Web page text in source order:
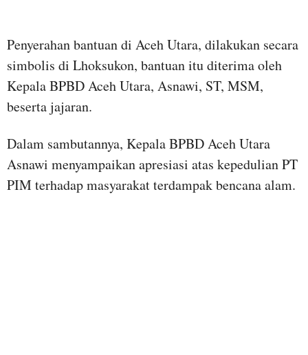
Penyerahan bantuan di Aceh Utara, dilakukan secara
simbolis di Lhoksukon, bantuan itu diterima oleh
Kepala BPBD Aceh Utara, Asnawi, ST, MSM,
beserta jajaran.
Dalam sambutannya, Kepala BPBD Aceh Utara
Asnawi menyampaikan apresiasi atas kepedulian PT
PIM terhadap masyarakat terdampak bencana alam.